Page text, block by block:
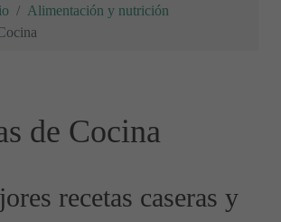
Alimentación y nutrición
de Cocina
recetas caseras y